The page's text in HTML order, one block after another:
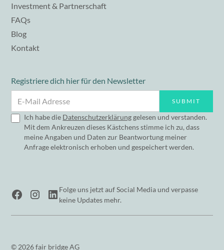
Investment & Partnerschaft
FAQs
Blog
Kontakt
Registriere dich hier für den Newsletter
Ich habe die Datenschutzerklärung gelesen und verstanden.
Mit dem Ankreuzen dieses Kästchens stimme ich zu, dass
meine Angaben und Daten zur Beantwortung meiner
Anfrage elektronisch erhoben und gespeichert werden.
Folge uns jetzt auf Social Media und verpasse
keine Updates mehr.
© 2026 fair bridge AG